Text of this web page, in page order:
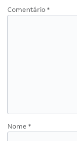
Comentário *
Nome *